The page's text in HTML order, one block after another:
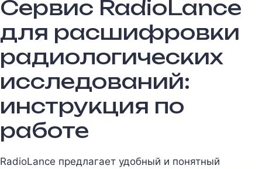
Сервис RadioLance
для расшифровки
радиологических
исследований:
инструкция по
работе
RadioLance предлагает удобный и понятный